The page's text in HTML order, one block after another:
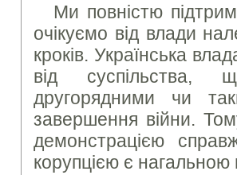
Ми повністю
очікуємо від влади
кроків. Українська
від суспільства,
другорядними чи
завершення війни.
демонстрацією
корупцією є нагальною